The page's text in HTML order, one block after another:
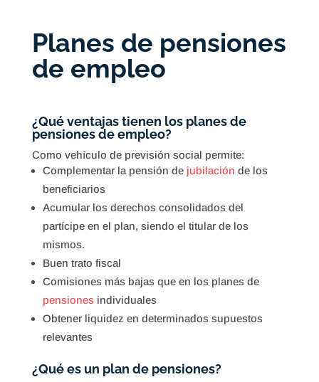
Planes de pensiones
de empleo
¿Qué ventajas tienen los planes de
pensiones de empleo?
Como vehículo de previsión social permite:
Complementar la pensión de jubilación de los
beneficiarios
Acumular los derechos consolidados del
partícipe en el plan, siendo el titular de los
mismos.
Buen trato fiscal
Comisiones más bajas que en los planes de
pensionesindividuales
Obtener liquidez en determinados supuestos
relevantes
¿Qué es un plan de pensiones?